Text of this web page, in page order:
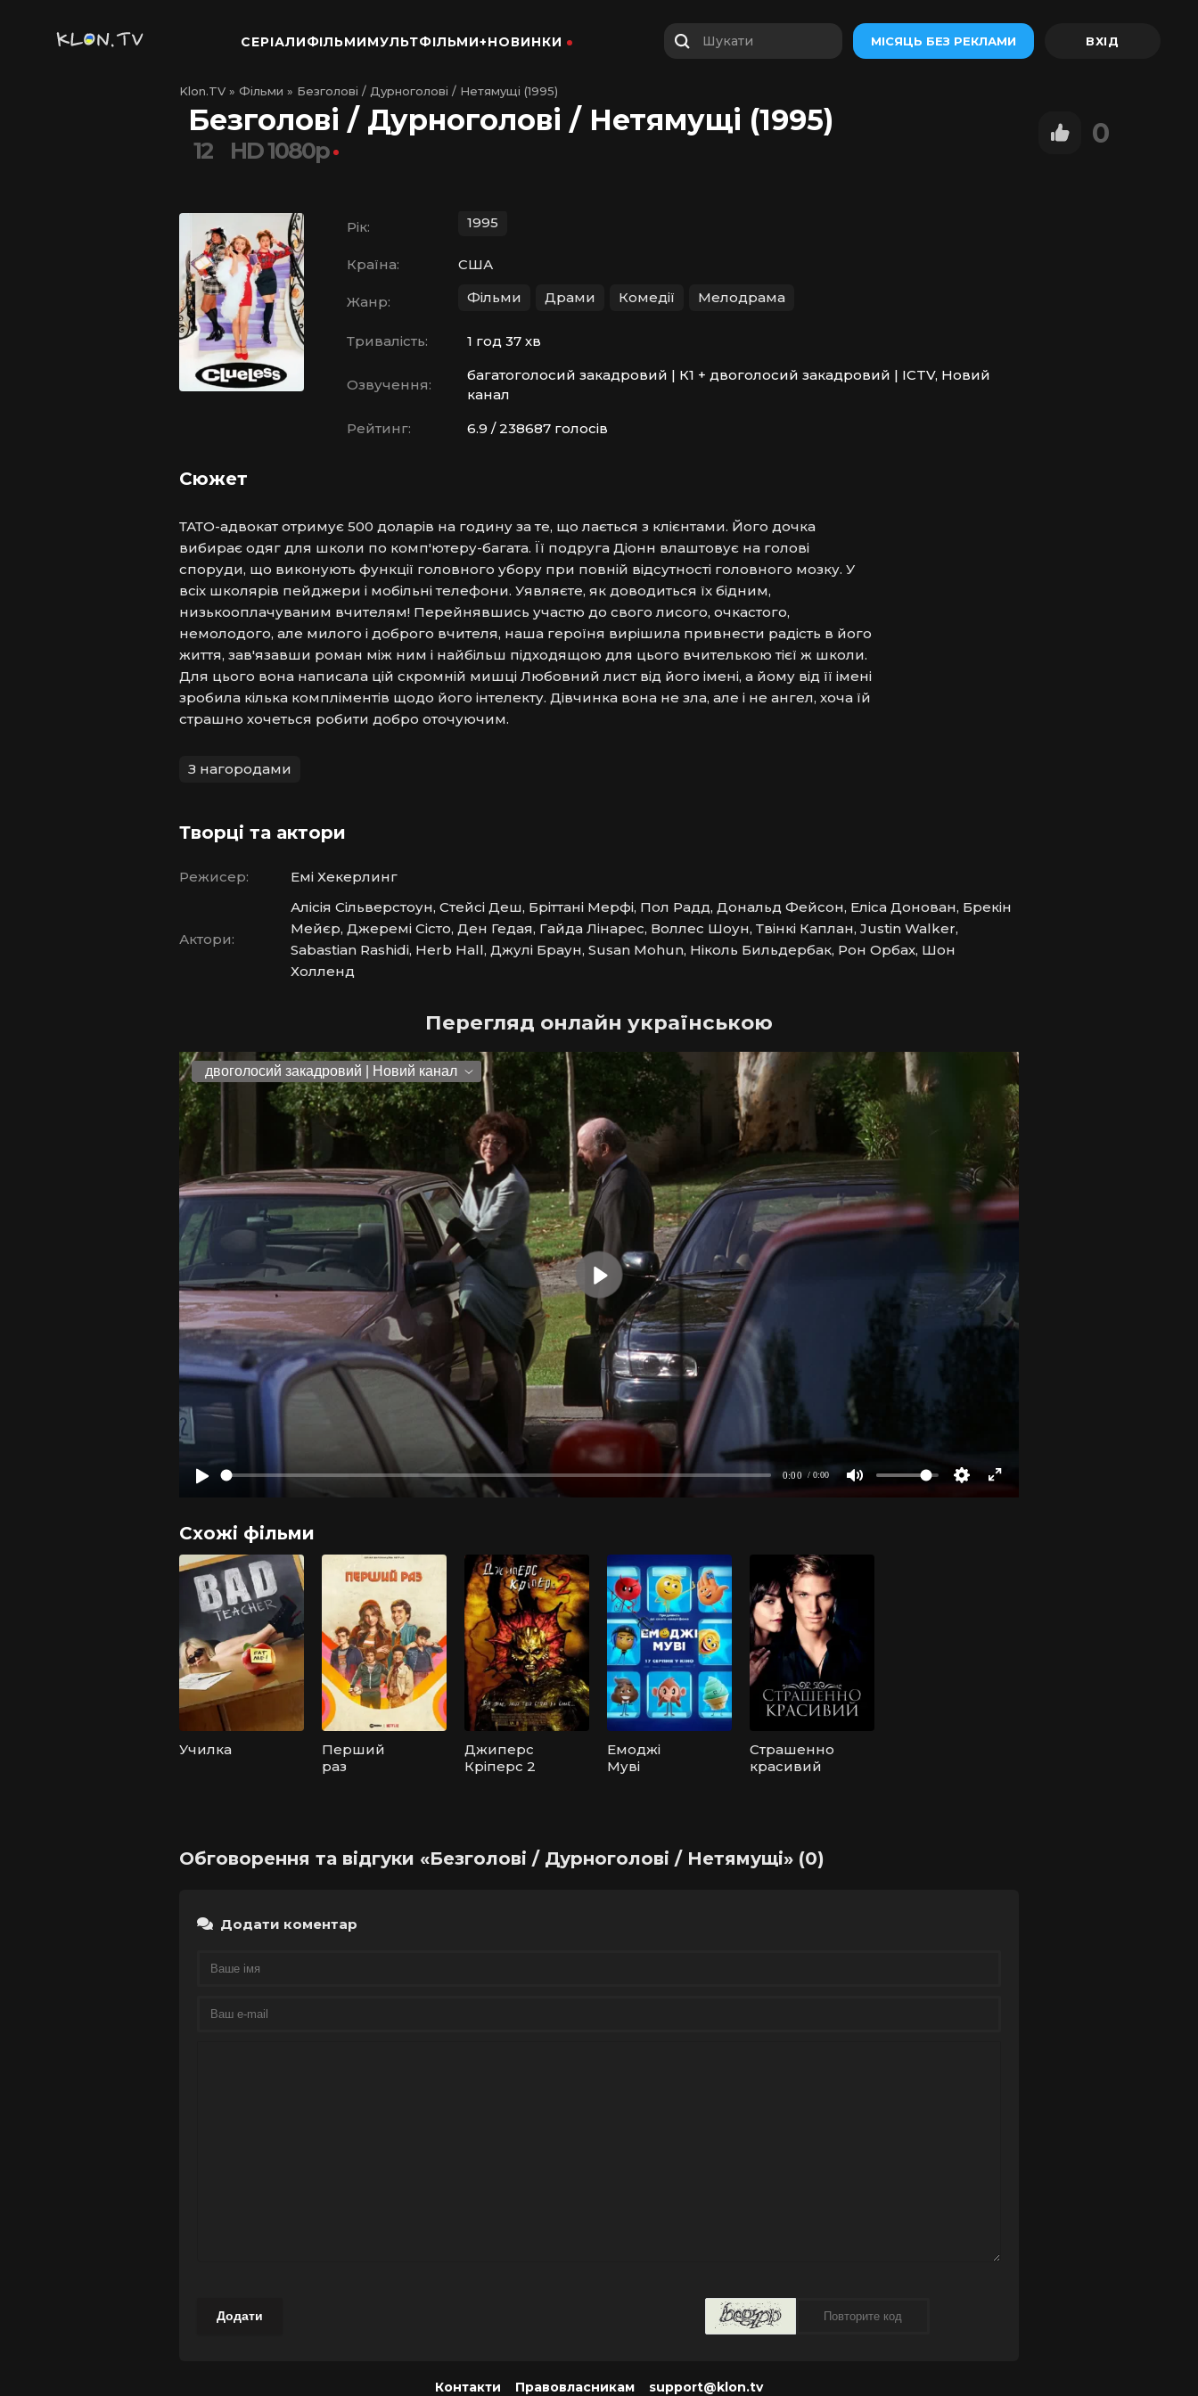
СЕРІАЛИФІЛЬМИМУЛЬТФІЛЬМИ+НОВИНКИ Шукати МІСЯЦЬ БЕЗ РЕКЛАМИ
Klon.TV » Фільми » Безголові / Дурноголові / Нетямущі (1995)
Безголові / Дурноголові / Нетямущі (1995)
12 HD 1080p
0
Рік: 1995
Країна: США
Жанр: Фільми Драми Комедії Мелодрама
Тривалість: 1 год 37 хв
Озвучення:
багатоголосий закадровий | К1 + двоголосий закадровий | ICTV, Новий
канал
Рейтинг:
6.9 / 238687 голосів
Сюжет
ТАТО-адвокат отримує 500 доларів на годину за те, що лається з клієнтами. Його дочка
вибирає одяг для школи по комп'ютеру-багата. Її подруга Діонн влаштовує на голові
споруди, що виконують функції головного убору при повній відсутності головного мозку. У
всіх школярів пейджери і мобільні телефони. Уявляєте, як доводиться їх бідним,
низькооплачуваним вчителям! Перейнявшись участю до свого лисого, очкастого,
немолодого, але милого і доброго вчителя, наша героїня вирішила привнести радість в його
життя, зав'язавши роман між ним і найбільш підходящою для цього вчителькою тієї ж школи.
Для цього вона написала цій скромній мишці Любовний лист від його імені, а йому від її імені
зробила кілька компліментів щодо його інтелекту. Дівчинка вона не зла, але і не ангел, хоча їй
страшно хочеться робити добро оточуючим.
З нагородами
Творці та актори
Режисер: Емі Хекерлинг
Актори:
Алісія Сільверстоун, Стейсі Деш, Бріттані Мерфі, Пол Радд, Дональд Фейсон, Еліса Донован, Брекін
Мейєр, Джеремі Сісто, Ден Гедая, Гайда Лінарес, Воллес Шоун, Твінкі Каплан, Justin Walker,
Sabastian Rashidi, Herb Hall, Джулі Браун, Susan Mohun, Ніколь Бильдербак, Рон Орбах, Шон
Холленд
Перегляд онлайн українською
Схожі фільми
Училка
Перший
раз
Джиперс
Кріперс 2
Емоджі
Муві
Страшенно
красивий
Обговорення та відгуки «Безголові / Дурноголові / Нетямущі» (0)
Додати коментар
Додати
Контакти Правовласникам support@klon.tv